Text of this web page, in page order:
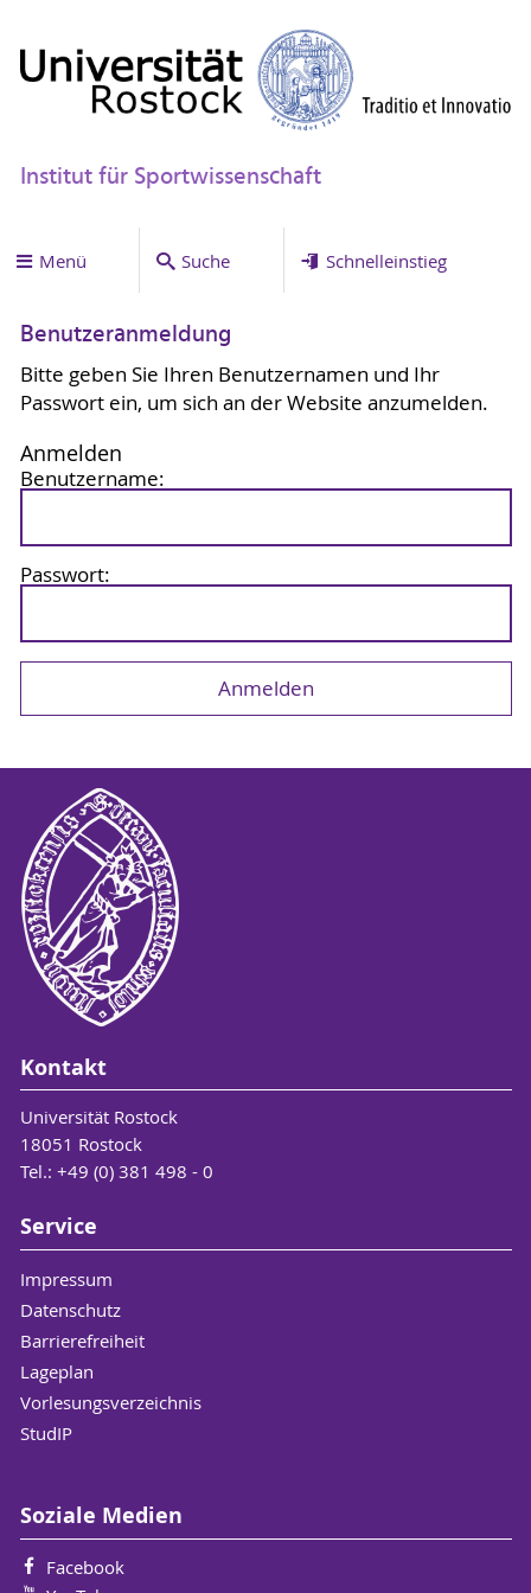
Institut für Sportwissenschaft
Menü Suche Schnelleinstieg
Benutzeranmeldung
Bitte geben Sie Ihren Benutzernamen und Ihr
Passwort ein, um sich an der Website anzumelden.
Anmelden
Benutzername:
Passwort:
Kontakt
Universität Rostock
18051 Rostock
Tel.: +49 (0) 381 498 - 0
Service
Impressum
Datenschutz
Barrierefreiheit
Lageplan
Vorlesungsverzeichnis
StudIP
Soziale Medien
Facebook